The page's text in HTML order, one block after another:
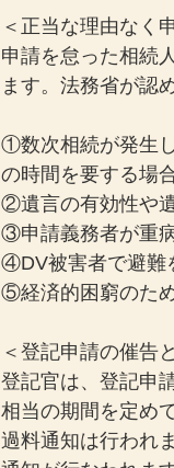
＜正当な理由なく
申請を怠った相続
ます。法務省が認
①数次相続が発生
の時間を要する場
②遺言の有効性や
③申請義務者が重
④DV被害者で避難
⑤経済的困窮のた
＜登記申請の催告
登記官は、登記申
相当の期間を定め
過料通知は行われ